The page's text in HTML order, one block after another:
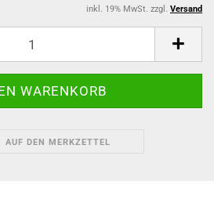
inkl. 19% MwSt. zzgl. Versand
AUF DEN MERKZETTEL